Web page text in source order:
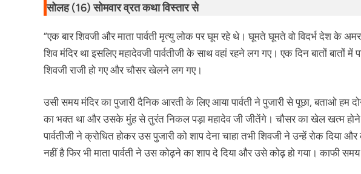
सोलह (16) सोमवार व्रत कथा विस्तार से
“एक बार शिवजी और माता पार्वती मृत्यु लोक पर घूम रहे थे। घूमते घूमते वो विदर्भ देश के
शिव मंदिर था इसलिए महादेवजी पार्वतीजी के साथ वहां रहने लग गए। एक दिन बातों बातों
शिवजी राजी हो गए और चौसर खेलने लग गए।
उसी समय मंदिर का पुजारी दैनिक आरती के लिए आया पार्वती ने पुजारी से पूछा, बताओ हम
का भक्त था और उसके मुंह से तुरंत निकल पड़ा महादेव जी जीतेंगे। चौसर का खेल खत्म होने
पार्वतीजी ने क्रोधित होकर उस पुजारी को शाप देना चाहा तभी शिवजी ने उन्हें रोक
नहीं है फिर भी माता पार्वती ने उस कोढ़ने का शाप दे दिया और उसे कोढ़ हो गया। काफी